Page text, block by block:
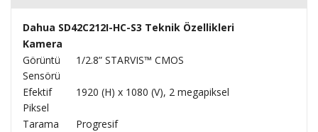
Dahua SD42C212I-HC-S3 Teknik Özellikleri
Kamera
Görüntü
Sensörü
1/2.8” STARVIS™ CMOS
Efektif
Piksel
1920 (H) x 1080 (V), 2 megapiksel
Tarama
Progresif